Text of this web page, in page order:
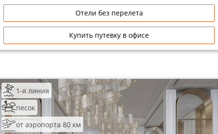
Отели без перелета
Купить путевку в офисе
1-я линия
песок
от аэропорта 80 км